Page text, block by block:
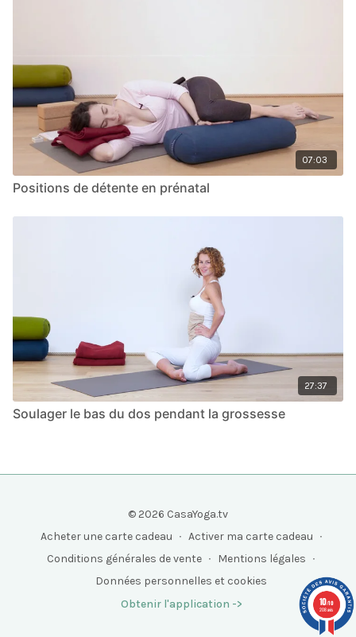
07:03
Positions de détente en prénatal
27:37
Soulager le bas du dos pendant la grossesse
© 2026 CasaYoga.tv
Acheter une carte cadeau ∙ Activer ma carte cadeau ∙
Conditions générales de vente ∙ Mentions légales ∙
Données personnelles et cookies
Obtenir l'application ->
10/10
208 avis